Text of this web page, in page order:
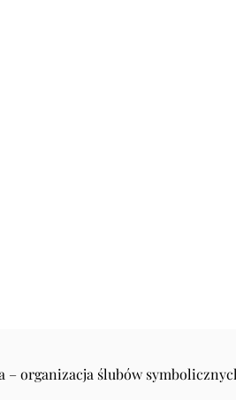
– organizacja ślubów